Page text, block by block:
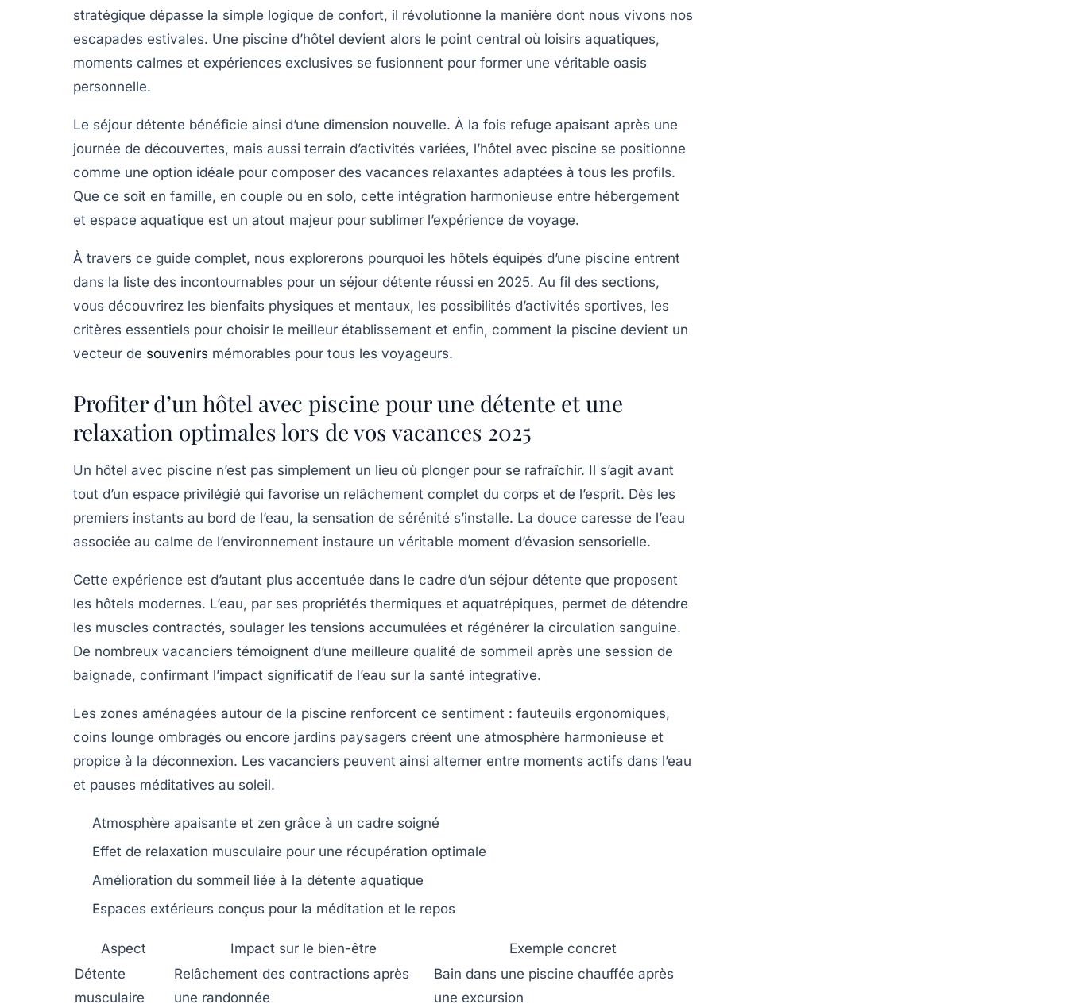
stratégique dépasse la simple logique de confort, il révolutionne la manière dont nous vivons nos
escapades estivales. Une piscine d’hôtel devient alors le point central où loisirs aquatiques,
moments calmes et expériences exclusives se fusionnent pour former une véritable oasis
personnelle.
Le séjour détente bénéficie ainsi d’une dimension nouvelle. À la fois refuge apaisant après une
journée de découvertes, mais aussi terrain d’activités variées, l’hôtel avec piscine se positionne
comme une option idéale pour composer des vacances relaxantes adaptées à tous les profils.
Que ce soit en famille, en couple ou en solo, cette intégration harmonieuse entre hébergement
et espace aquatique est un atout majeur pour sublimer l’expérience de voyage.
À travers ce guide complet, nous explorerons pourquoi les hôtels équipés d’une piscine entrent
dans la liste des incontournables pour un séjour détente réussi en 2025. Au fil des sections,
vous découvrirez les bienfaits physiques et mentaux, les possibilités d’activités sportives, les
critères essentiels pour choisir le meilleur établissement et enfin, comment la piscine devient un
vecteur de souvenirs mémorables pour tous les voyageurs.
Profiter d’un hôtel avec piscine pour une détente et une
relaxation optimales lors de vos vacances 2025
Un hôtel avec piscine n’est pas simplement un lieu où plonger pour se rafraîchir. Il s’agit avant
tout d’un espace privilégié qui favorise un relâchement complet du corps et de l’esprit. Dès les
premiers instants au bord de l’eau, la sensation de sérénité s’installe. La douce caresse de l’eau
associée au calme de l’environnement instaure un véritable moment d’évasion sensorielle.
Cette expérience est d’autant plus accentuée dans le cadre d’un séjour détente que proposent
les hôtels modernes. L’eau, par ses propriétés thermiques et aquatrépiques, permet de détendre
les muscles contractés, soulager les tensions accumulées et régénérer la circulation sanguine.
De nombreux vacanciers témoignent d’une meilleure qualité de sommeil après une session de
baignade, confirmant l’impact significatif de l’eau sur la santé integrative.
Les zones aménagées autour de la piscine renforcent ce sentiment : fauteuils ergonomiques,
coins lounge ombragés ou encore jardins paysagers créent une atmosphère harmonieuse et
propice à la déconnexion. Les vacanciers peuvent ainsi alterner entre moments actifs dans l’eau
et pauses méditatives au soleil.
Atmosphère apaisante et zen grâce à un cadre soigné
Effet de relaxation musculaire pour une récupération optimale
Amélioration du sommeil liée à la détente aquatique
Espaces extérieurs conçus pour la méditation et le repos
Aspect Impact sur le bien-être
Exemple concret
Détente
musculaire
Relâchement des contractions après
une randonnée
Bain dans une piscine chauffée après
une excursion